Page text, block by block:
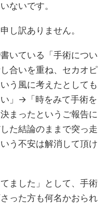
ないです。
し訳ありません。
いている「手術につい
合いを重ね、セカオピ
う風に考えたとしても
い」→「時をみて手術を
まったというご報告に
た結論のままで突っ走
う不安は解消して頂け
ました」として、手術
った方も何名かおられ